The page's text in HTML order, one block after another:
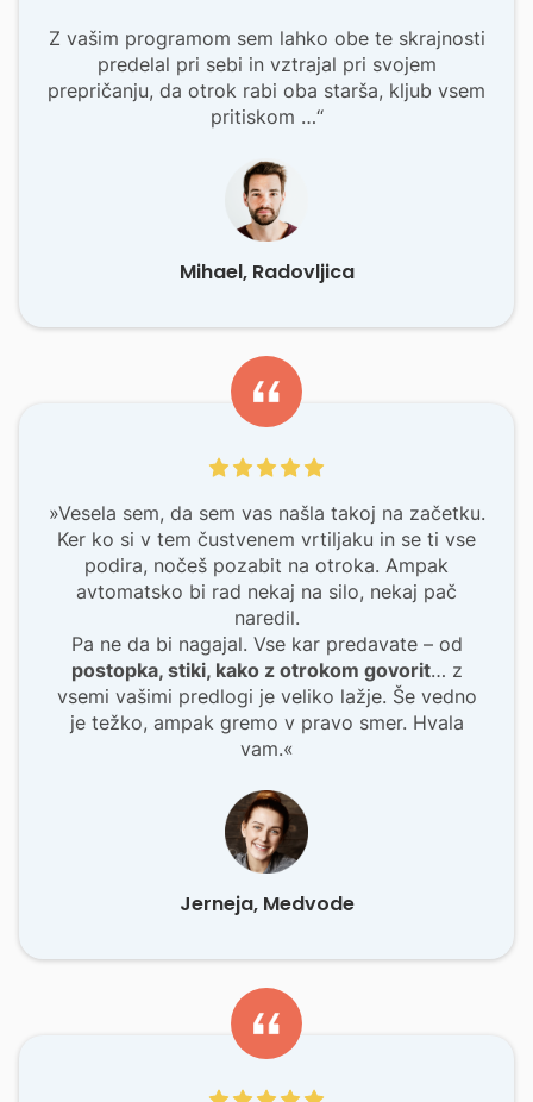
Z vašim programom sem lahko obe te skrajnosti
predelal pri sebi in vztrajal pri svojem
prepričanju, da otrok rabi oba starša, kljub vsem
pritiskom …“
Mihael, Radovljica
»Vesela sem, da sem vas našla takoj na začetku.
Ker ko si v tem čustvenem vrtiljaku in se ti vse
podira, nočeš pozabit na otroka. Ampak
avtomatsko bi rad nekaj na silo, nekaj pač
naredil.
Pa ne da bi nagajal. Vse kar predavate – od
postopka, stiki, kako z otrokom govorit… z
vsemi vašimi predlogi je veliko lažje. Še vedno
je težko, ampak gremo v pravo smer. Hvala
vam.«
Jerneja, Medvode